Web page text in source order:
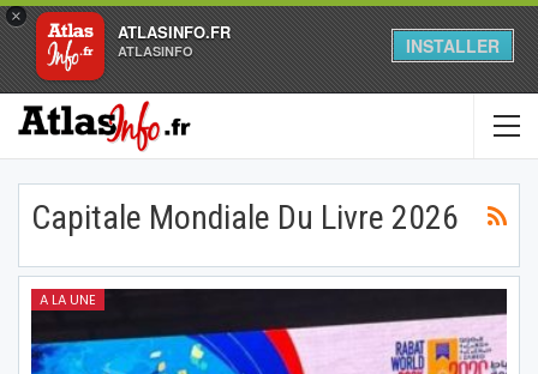
×
ATLASINFO.FR
ATLASINFO INSTALLER
Capitale Mondiale Du Livre 2026
A LA UNE